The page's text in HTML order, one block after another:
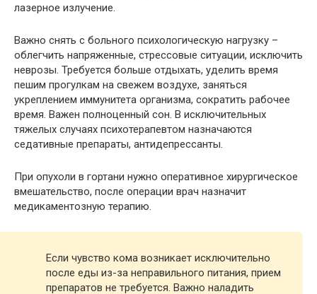
лазерное излучение.
Важно снять с больного психологическую нагрузку –
облегчить напряженные, стрессовые ситуации, исключить
неврозы. Требуется больше отдыхать, уделить время
пешим прогулкам на свежем воздухе, заняться
укреплением иммунитета организма, сократить рабочее
время. Важен полноценный сон. В исключительных
тяжелых случаях психотерапевтом назначаются
седативные препараты, антидепрессанты.
При опухоли в гортани нужно оперативное хирургическое
вмешательство, после операции врач назначит
медикаментозную терапию.
Если чувство кома возникает исключительно
после еды из-за неправильного питания, прием
препаратов не требуется. Важно наладить